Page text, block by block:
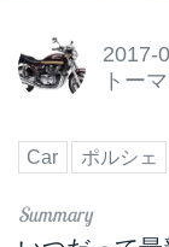
2017-
トー
Car ポルシェ